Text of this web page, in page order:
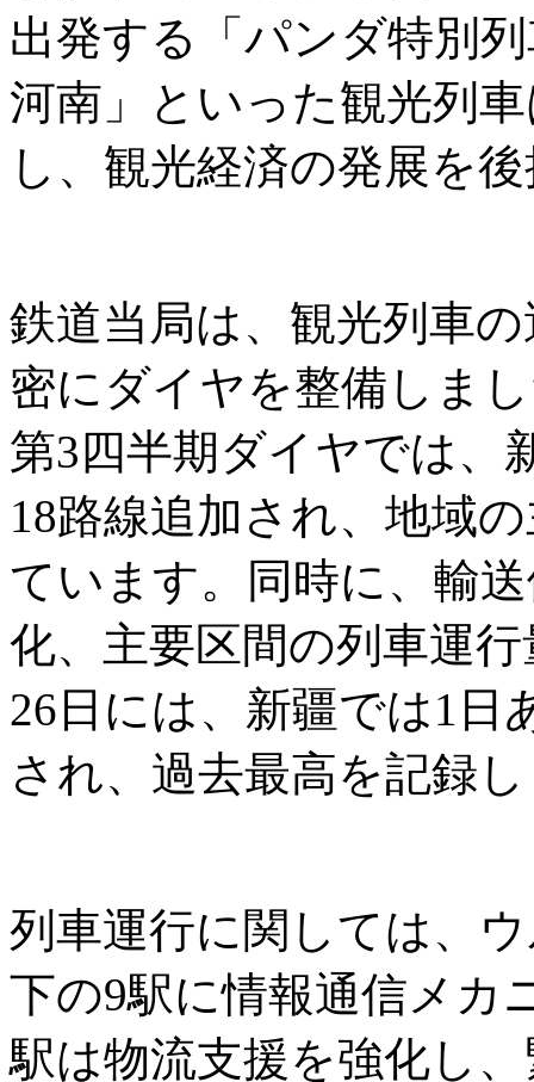
出発する「パンダ特別
河南」といった観光列
し、観光経済の発展を
鉄道当局は、観光列車
密にダイヤを整備しま
第3四半期ダイヤでは、
18路線追加され、地域
ています。同時に、輸
化、主要区間の列車運
26日には、新疆では1日
され、過去最高を記録
列車運行に関しては、
下の9駅に情報通信メカ
駅は物流支援を強化し